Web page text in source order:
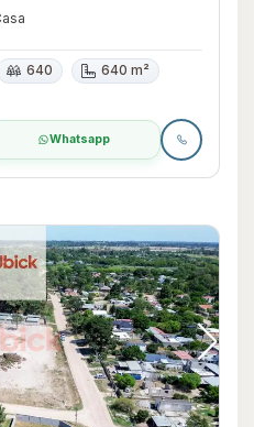
640
640 m²
Whatsapp